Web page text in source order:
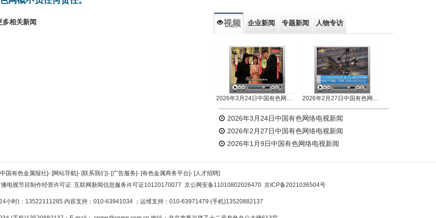
多相关新闻 视频 企业新闻 专题新闻 人物专访
2026年3月24日中国有色网络电视新闻 2026年2月27日中国有色网络电视新闻
2026年3月24日中国有色网络电视新闻
2026年2月27日中国有色网络电视新闻
2026年1月9日中国有色网络电视新闻
国有色金属报社]- [网站导航]- [联系我们]- [广告服务]- [有色金属商务平台]- [人才招聘]
电视节目制作经营许可证 互联网新闻信息服务许可证10120170077 京公网安备11010802026470 京ICP备2021036504号
小时)：13522111285 内容支持：010-63941034 ；运维支持：010-63971479 (手机)13520882137